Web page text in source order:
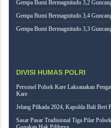
Gempa Bumi Bermagnitudo 3,2
Gempa Bumi Bermagnitudo 3,4
Gempa Bumi Bermagnitudo 3,3
DIVISI HUMAS POLRI
Personel Polsek Kare Laksanakan
Kare
Jelang Pilkada 2024, Kapolda Bali Beri
Sasar Pasar Tradisional Tiga Pilar